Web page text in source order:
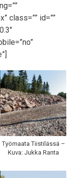
class=”” id=””
Työmaata Tiistilässä –
Kuva: Jukka Ranta